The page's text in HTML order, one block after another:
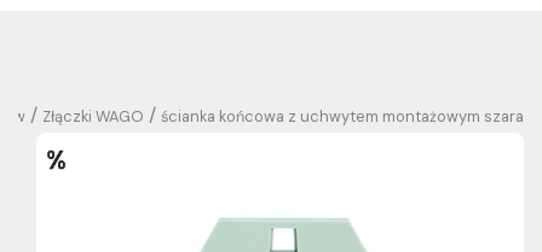
ścianka końcowa z uchwytem montażowym szara
/
Złączki WAGO
/